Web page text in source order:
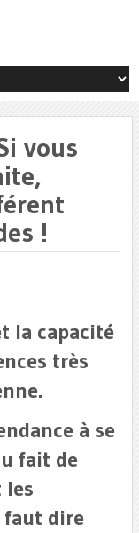
vous
!
la capacité
très
à se
fait de
les
faut dire